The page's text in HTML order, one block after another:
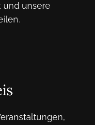
und unsere